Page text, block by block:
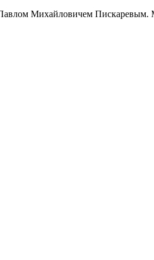
Михайловичем Пискаревым.